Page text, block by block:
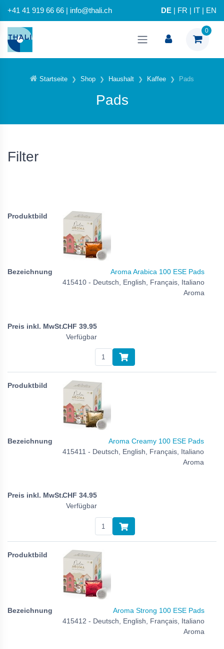
+41 41 919 66 66 | info@thali.ch DE FR IT EN
0
Startseite Shop Haushalt Kaffee Pads
Pads
Filter
Aroma Arabica 100 ESE Pads
415410 - Deutsch, English, Français, Italiano
Aroma
CHF 39.95
Verfügbar
Aroma Creamy 100 ESE Pads
415411 - Deutsch, English, Français, Italiano
Aroma
CHF 34.95
Verfügbar
Aroma Strong 100 ESE Pads
415412 - Deutsch, English, Français, Italiano
Aroma